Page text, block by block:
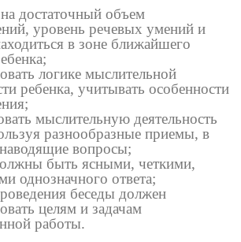
достаточный объем
уровень речевых умений и
в зоне ближайшего
логике мыслительной
ребенка, учитывать особенности
мыслительную деятельность
разнообразные приемы, в
вопросы;
быть ясными, четкими,
однозначного ответа;
беседы должен
целям и задачам
работы.